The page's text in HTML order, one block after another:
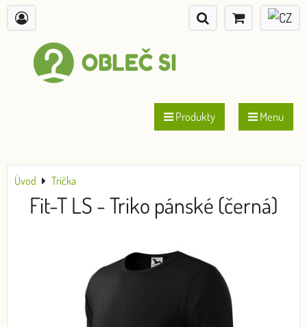
Produkty Menu
Úvod Trička
Fit-T LS - Triko pánské (černá)